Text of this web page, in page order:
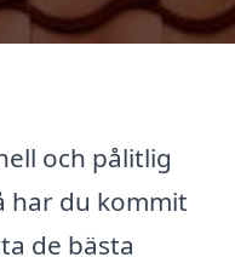
och pålitlig
har du kommit
de bästa